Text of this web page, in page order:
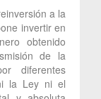
a la
invertir en
obtenido
de la
diferentes
la Ley ni el